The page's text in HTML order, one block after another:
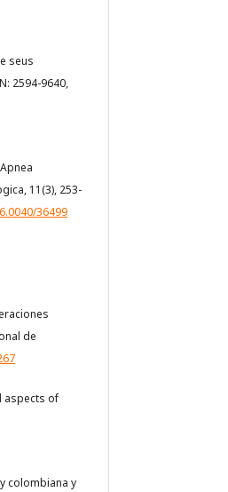
seus
2594-9640,
11(3), 253-
36499
de
aspects of
colombiana y